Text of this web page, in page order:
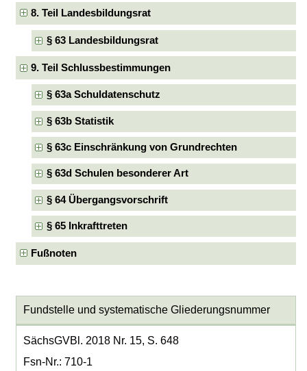
8. Teil Landesbildungsrat
§ 63 Landesbildungsrat
9. Teil Schlussbestimmungen
§ 63a Schuldatenschutz
§ 63b Statistik
§ 63c Einschränkung von Grundrechten
§ 63d Schulen besonderer Art
§ 64 Übergangsvorschrift
§ 65 Inkrafttreten
Fußnoten
Fundstelle und systematische Gliederungsnummer
SächsGVBl. 2018 Nr. 15, S. 648
Fsn-Nr.: 710-1